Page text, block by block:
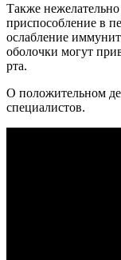
Также нежелательно
приспособление в
ослабление
оболочки могут
рта.
О положительном
специалистов.